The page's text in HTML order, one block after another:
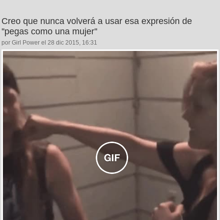
Creo que nunca volverá a usar esa expresión de
''pegas como una mujer''
por Girl Power el 28 dic 2015, 16:31